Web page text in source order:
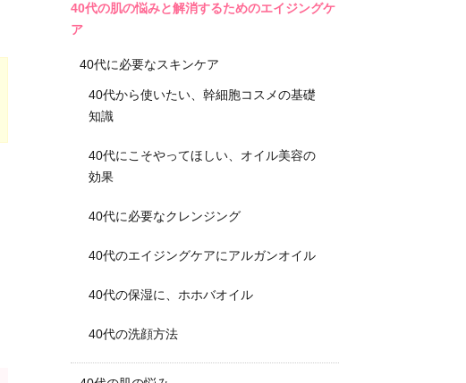
40代の肌の悩みと解消するためのエイジングケ
ア
40代に必要なスキンケア
40代から使いたい、幹細胞コスメの基礎
知識
40代にこそやってほしい、オイル美容の
効果
40代に必要なクレンジング
40代のエイジングケアにアルガンオイル
40代の保湿に、ホホバオイル
40代の洗顔方法